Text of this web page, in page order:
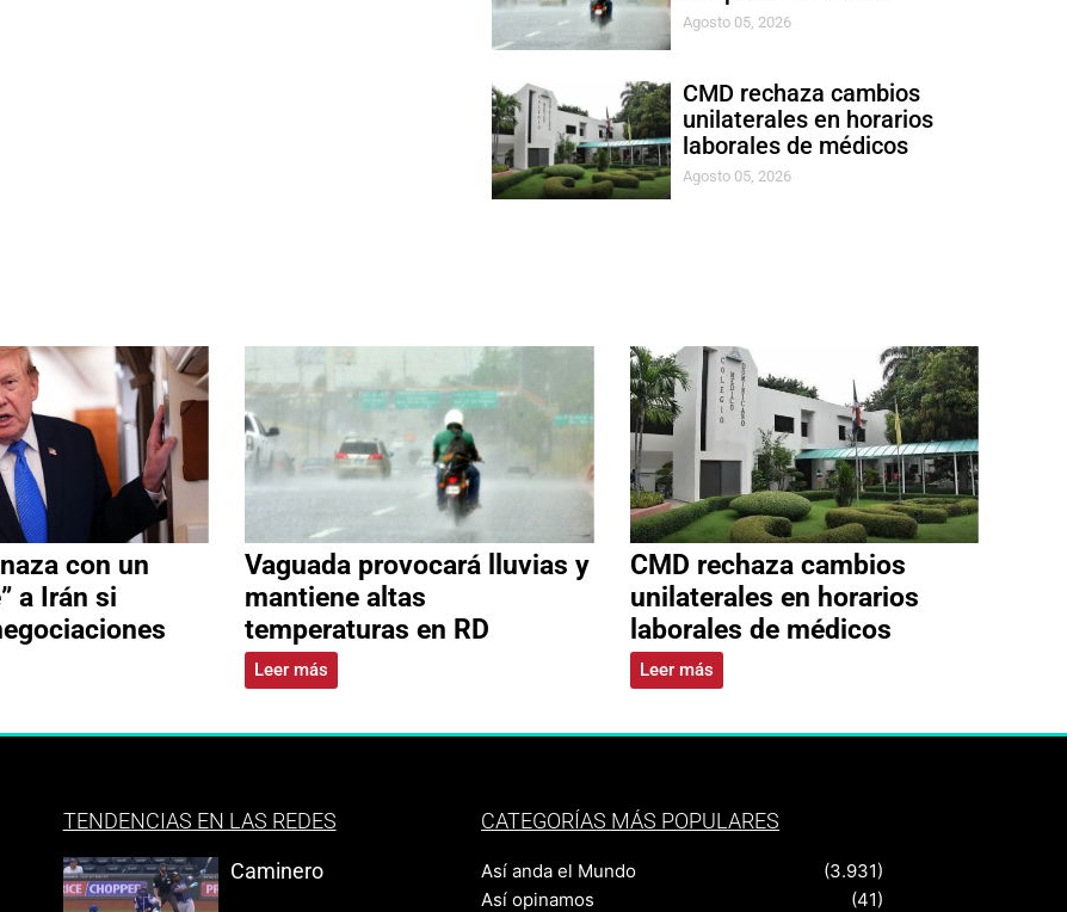
Agosto 05, 2026
CMD rechaza cambios
unilaterales en horarios
laborales de médicos
Agosto 05, 2026
con un
a Irán si
Vaguada provocará lluvias y
mantiene altas
temperaturas en RD
Leer más
CMD rechaza cambios
unilaterales en horarios
laborales de médicos
Leer más
TENDENCIAS EN LAS REDES
Caminero
CATEGORÍAS MÁS POPULARES
Así anda el Mundo
(3.931)
Así opinamos
(41)